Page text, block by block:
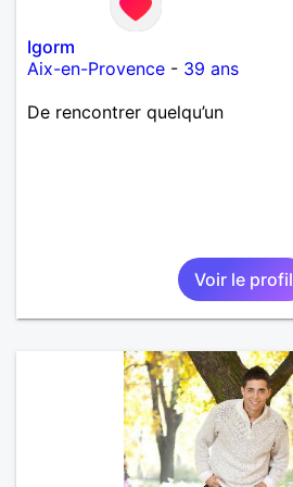
Igorm
Aix-en-Provence - 39 ans
De rencontrer quelqu’un
Voir le profil